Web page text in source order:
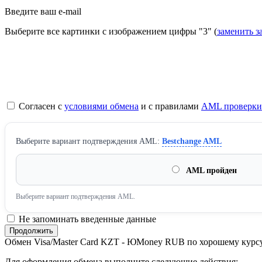
Введите ваш e-mail
Выберите все картинки с изображением цифры "3" (заменить
Согласен с условиями обмена и с правилами AML проверки
Выберите вариант подтверждения AML: Bestchange AML
AML пройден
Выберите вариант подтверждения AML.
Не запоминать введенные данные
Обмен Visa/Master Card KZT - ЮMoney RUB по хорошему